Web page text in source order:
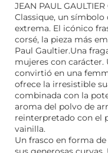
JEAN PAUL
Classique, un símbolo
extrema. El icónico
corsé, la pieza más
Paul Gaultier.Una
mujeres con carácter.
convirtió en una
ofrece la irresistible
combinada con la
aroma del polvo de
reinterpretado con el
vainilla.
Un frasco en forma